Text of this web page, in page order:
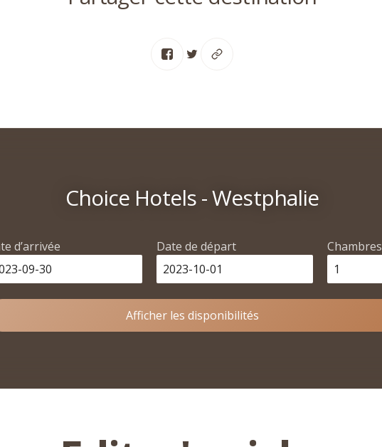
Choice Hotels - Westphalie
d’arrivée Date de départ Chambres
Afficher les disponibilités